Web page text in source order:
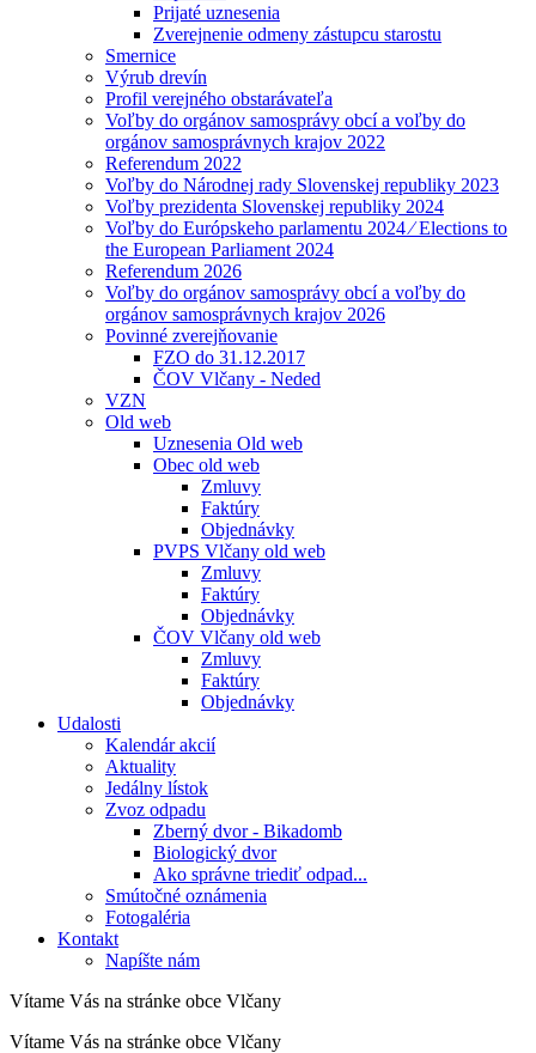
Prijaté uznesenia
Zverejnenie odmeny zástupcu starostu
Smernice
Výrub drevín
Profil verejného obstarávateľa
Voľby do orgánov samosprávy obcí a voľby do
orgánov samosprávnych krajov 2022
Referendum 2022
Voľby do Národnej rady Slovenskej republiky 2023
Voľby prezidenta Slovenskej republiky 2024
Voľby do Európskeho parlamentu 2024 ⁄ Elections to
the European Parliament 2024
Referendum 2026
Voľby do orgánov samosprávy obcí a voľby do
orgánov samosprávnych krajov 2026
Povinné zverejňovanie
FZO do 31.12.2017
ČOV Vlčany - Neded
VZN
Old web
Uznesenia Old web
Obec old web
Zmluvy
Faktúry
Objednávky
PVPS Vlčany old web
Zmluvy
Faktúry
Objednávky
ČOV Vlčany old web
Zmluvy
Faktúry
Objednávky
Udalosti
Kalendár akcií
Aktuality
Jedálny lístok
Zvoz odpadu
Zberný dvor - Bikadomb
Biologický dvor
Ako správne triediť odpad...
Smútočné oznámenia
Fotogaléria
Kontakt
Napíšte nám
Vítame Vás na stránke obce Vlčany
Vítame Vás na stránke obce Vlčany